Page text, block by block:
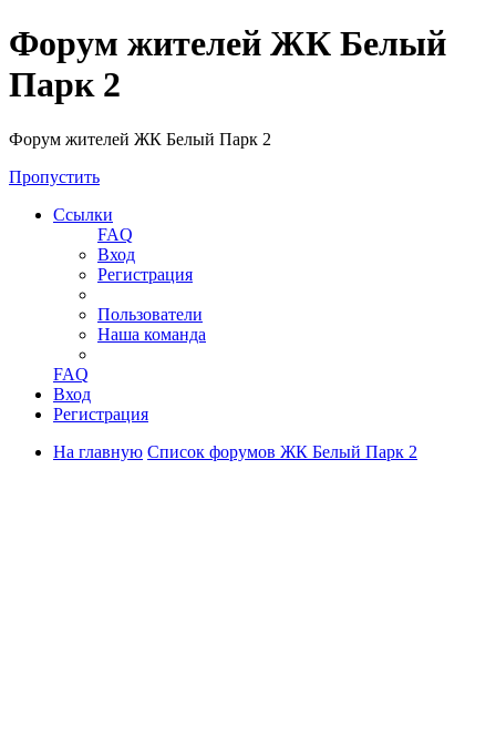
Форум жителей ЖК Белый
Парк 2
Форум жителей ЖК Белый Парк 2
Пропустить
Ссылки
FAQ
Вход
Регистрация
Пользователи
Наша команда
FAQ
Вход
Регистрация
На главную Список форумов ЖК Белый Парк 2